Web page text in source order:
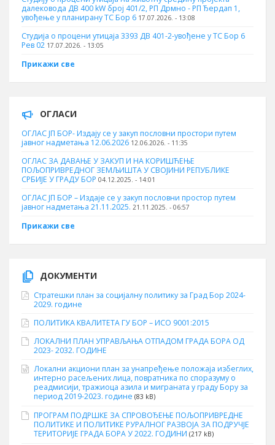
далековода ДВ 400 kW број 401/2, РП Дрмно - РП Ђердап 1,
увођење у планирану ТС Бор 6 17.07.2026. - 13:08
Студија о процени утицаја 3393 ДВ 401-2-увођене у ТС Бор 6
Рев 02 17.07.2026. - 13:05
Прикажи све
ОГЛАСИ
ОГЛАС ЈП БОР- Издају се у закуп пословни простори путем
јавног надметања 12.06.2026 12.06.2026. - 11:35
ОГЛАС ЗА ДАВАЊЕ У ЗАКУП И НА КОРИШЋЕЊЕ
ПОЉОПРИВРЕДНОГ ЗЕМЉИШТА У СВОЈИНИ РЕПУБЛИКЕ
СРБИЈЕ У ГРАДУ БОР 04.12.2025. - 14:01
ОГЛАС ЈП БОР – Издаје се у закуп пословни простор путем
јавног надметања 21.11.2025. 21.11.2025. - 06:57
Прикажи све
ДОКУМЕНТИ
Стратешки план за социјалну политику за Град Бор 2024-
2029. године
ПОЛИТИКА КВАЛИТЕТА ГУ БОР – ИСО 9001:2015
ЛОКАЛНИ ПЛАН УПРАВЉАЊА ОТПАДОМ ГРАДА БОРА ОД
2023- 2032. ГОДИНЕ
Локални акциони план за унапређење положаја избеглих,
интерно расељених лица, повратника по споразуму о
реадмисији, тражиоца азила и миграната у граду Бору за
период 2019-2023. године (83 kB)
ПРОГРАМ ПОДРШКЕ ЗА СПРОВОЂЕЊЕ ПОЉОПРИВРЕДНЕ
ПОЛИТИКЕ И ПОЛИТИКЕ РУРАЛНОГ РАЗВОЈА ЗА ПОДРУЧЈЕ
ТЕРИТОРИЈЕ ГРАДА БОРА У 2022. ГОДИНИ (217 kB)